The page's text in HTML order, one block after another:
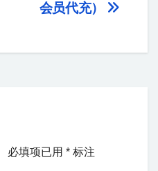
会员代充）
必填项已用 * 标注